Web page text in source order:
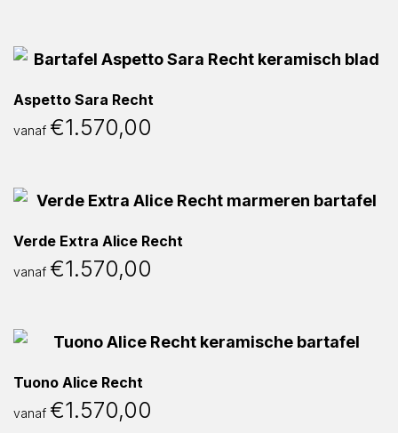
Aspetto Sara Recht
vanaf €1.570,00
Verde Extra Alice Recht
vanaf €1.570,00
Tuono Alice Recht
vanaf €1.570,00